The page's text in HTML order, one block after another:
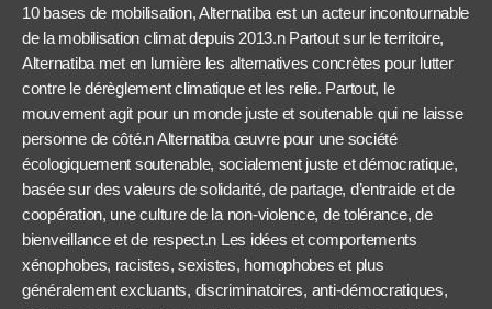
10 bases de mobilisation, Alternatiba est un acteur incontournable
de la mobilisation climat depuis 2013.n Partout sur le territoire,
Alternatiba met en lumière les alternatives concrètes pour lutter
contre le dérèglement climatique et les relie. Partout, le
mouvement agit pour un monde juste et soutenable qui ne laisse
personne de côté.n Alternatiba œuvre pour une société
écologiquement soutenable, socialement juste et démocratique,
basée sur des valeurs de solidarité, de partage, d’entraide et de
coopération, une culture de la non-violence, de tolérance, de
bienveillance et de respect.n Les idées et comportements
xénophobes, racistes, sexistes, homophobes et plus
généralement excluants, discriminatoires, anti-démocratiques,